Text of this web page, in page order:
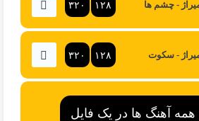
- چشم ها ۱۲۸ ۳۲۰
- سکوت ۱۲۸ ۳۲۰
همه آهنگ ها در یک فایل